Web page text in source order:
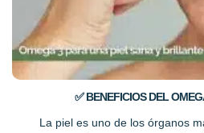
✅ BENEFICIOS DEL
La piel es uno de los órganos